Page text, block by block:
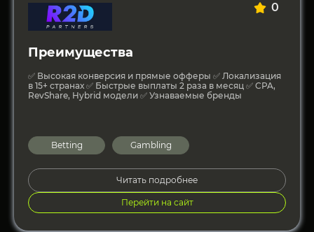
0
Преимущества
✅ Высокая конверсия и прямые офферы ✅ Локализация
в 15+ странах ✅ Быстрые выплаты 2 раза в месяц ✅ CPA,
RevShare, Hybrid модели ✅ Узнаваемые бренды
Betting Gambling
Читать подробнее
Перейти на сайт